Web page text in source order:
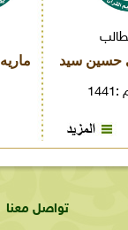
سيد
تواصل معنا